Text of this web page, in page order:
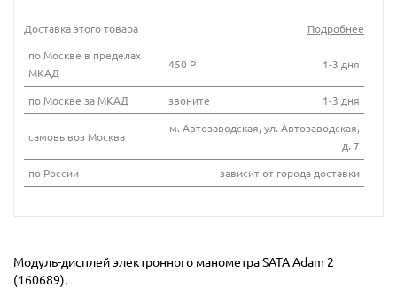
Доставка этого товара
Подробнее
по Москве в пределах
МКАД
450 Р 1-3 дня
по Москве за МКАД звоните 1-3 дня
самовывоз Москва
м. Автозаводская, ул. Автозаводская,
д. 7
по России
зависит от города доставки
Модуль-дисплей электронного манометра SATA Adam 2
(160689).